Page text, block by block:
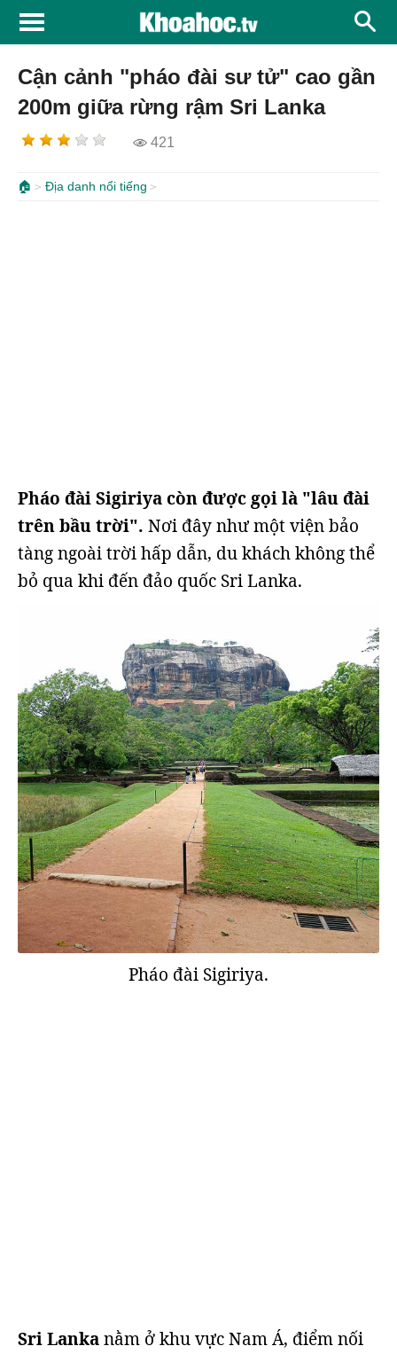
Cận cảnh "pháo đài sư tử" cao gần
200m giữa rừng rậm Sri Lanka
421
🏠 Địa danh nổi tiếng
Pháo đài Sigiriya còn được gọi là "lâu đài
trên bầu trời". Nơi đây như một viện bảo
tàng ngoài trời hấp dẫn, du khách không thể
bỏ qua khi đến đảo quốc Sri Lanka.
Pháo đài Sigiriya.
Sri Lankanằm ở khu vực Nam Á, điểm nối